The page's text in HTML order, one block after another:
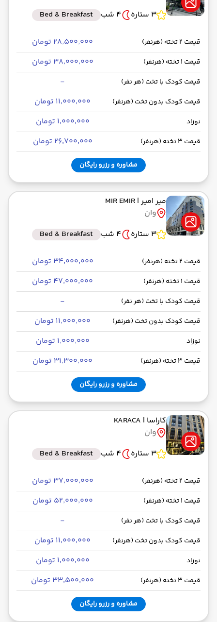
3 ستاره
4 شب Bed & Breakfast
قیمت 2 تخته (هرنفر) ۲۸٬۵۰۰٬۰۰۰ تومان
قیمت 1 تخته (هرنفر) ۳۸٬۰۰۰٬۰۰۰ تومان
قیمت کودک با تخت (هر نفر) -
قیمت کودک بدون تخت (هرنفر) ۱۱٬۰۰۰٬۰۰۰ تومان
نوزاد ۱٬۰۰۰٬۰۰۰ تومان
قیمت 3 تخته (هرنفر) ۲۶٬۷۰۰٬۰۰۰ تومان
مشاوره و رزرو رایگان
میر امیر| MIR EMIR
وان
3 ستاره
4 شب Bed & Breakfast
قیمت 2 تخته (هرنفر) ۳۴٬۰۰۰٬۰۰۰ تومان
قیمت 1 تخته (هرنفر) ۴۷٬۰۰۰٬۰۰۰ تومان
قیمت کودک با تخت (هر نفر) -
قیمت کودک بدون تخت (هرنفر) ۱۱٬۰۰۰٬۰۰۰ تومان
نوزاد ۱٬۰۰۰٬۰۰۰ تومان
قیمت 3 تخته (هرنفر) ۳۱٬۳۰۰٬۰۰۰ تومان
مشاوره و رزرو رایگان
کاراسا | KARACA
وان
3 ستاره
4 شب Bed & Breakfast
قیمت 2 تخته (هرنفر) ۳۷٬۰۰۰٬۰۰۰ تومان
قیمت 1 تخته (هرنفر) ۵۲٬۰۰۰٬۰۰۰ تومان
قیمت کودک با تخت (هر نفر) -
قیمت کودک بدون تخت (هرنفر) ۱۱٬۰۰۰٬۰۰۰ تومان
نوزاد ۱٬۰۰۰٬۰۰۰ تومان
قیمت 3 تخته (هرنفر) ۳۳٬۵۰۰٬۰۰۰ تومان
مشاوره و رزرو رایگان